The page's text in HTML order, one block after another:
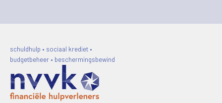
schuldhulp • sociaal krediet •
budgetbeheer • beschermingsbewind